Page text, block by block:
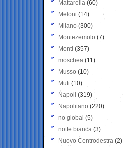
Mattarella (60)
Meloni (14)
Milano (300)
Montezemolo (7)
Monti (357)
moschea (11)
Musso (10)
Muti (10)
Napoli (319)
Napolitano (220)
no global (5)
notte bianca (3)
Nuovo Centrodestra (2)